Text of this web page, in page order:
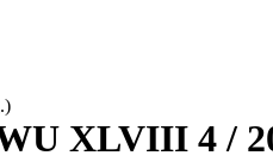
XLVIII 4 /